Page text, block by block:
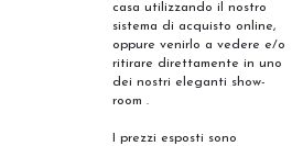
casa utilizzando il nostro
sistema di acquisto online,
oppure venirlo a vedere e/o
ritirare direttamente in uno
dei nostri eleganti show-
room .
I prezzi esposti sono